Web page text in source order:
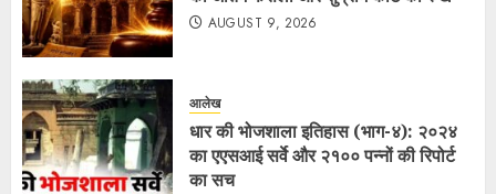
AUGUST 9, 2026
आलेख
धार की भोजशाला इतिहास (भाग-४): २०२४
का एएसआई सर्वे और २१०० पन्नों की रिपोर्ट
का सच